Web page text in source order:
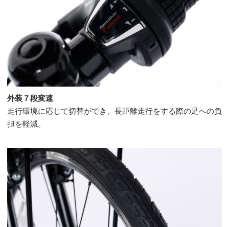
外装７段変速
走行環境に応じて切替ができ、長距離走行をする際の足への負
担を軽減。